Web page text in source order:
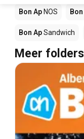
Bon Ap NOS
Bon ApSandwich
Meer